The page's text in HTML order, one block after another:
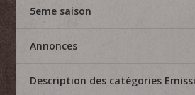
5eme saison
Annonces
Description des catégories